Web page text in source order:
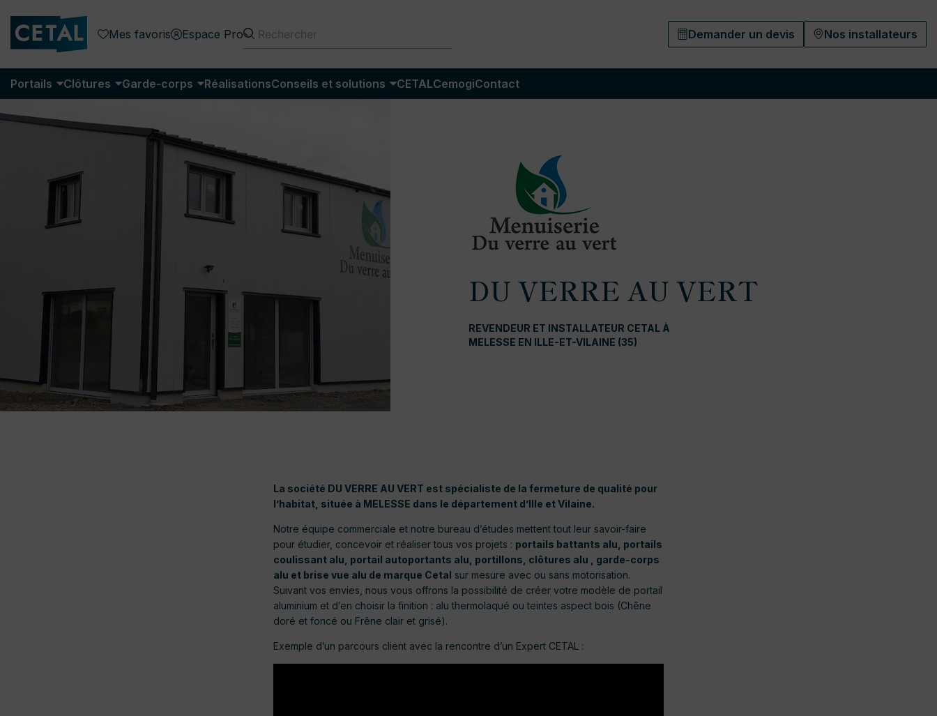
Mes favoris Espace Pro Demander un devis Nos installateurs
Portails Clôtures Garde-corps RéalisationsConseils et solutions CETALCemogiContact
DU VERRE AU VERT
REVENDEUR ET INSTALLATEUR CETAL À
MELESSE EN ILLE-ET-VILAINE (35)
La société DU VERRE AU VERT est spécialiste de la fermeture de qualité pour
l’habitat, située à MELESSE dans le département d’Ille et Vilaine.
Notre équipe commerciale et notre bureau d’études mettent tout leur savoir-faire
pour étudier, concevoir et réaliser tous vos projets : portails battants alu, portails
coulissant alu, portail autoportants alu, portillons, clôtures alu , garde-corps
alu et brise vue alu de marque Cetal sur mesure avec ou sans motorisation.
Suivant vos envies, nous vous offrons la possibilité de créer votre modèle de portail
aluminium et d’en choisir la finition : alu thermolaqué ou teintes aspect bois (Chêne
doré et foncé ou Frêne clair et grisé).
Exemple d’un parcours client avec la rencontre d’un Expert CETAL :